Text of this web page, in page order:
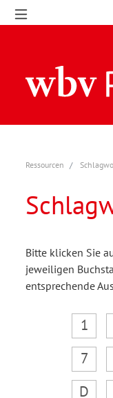
Ressourcen
Bitte klicken Sie
jeweiligen
entsprechende
1
7
D